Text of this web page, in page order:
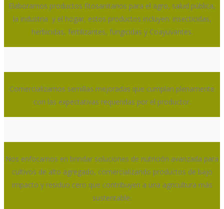
Elaboramos productos fitosanitarios para el agro, salud pública,
la industria y el hogar, estos productos incluyen: insecticidas,
herbicidas, fertilizantes, fungicidas y Coayuvantes.
Comercializamos semillas mejoradas que cumplan plenamente
con las expectativas requeridas por el productor.
Nos enfocamos en brindar soluciones de nutrición avanzada para
cultivos de alto agregado, comercializando productos de bajo
impacto y residuo cero que contribuyen a una agricultura más
sustentable.